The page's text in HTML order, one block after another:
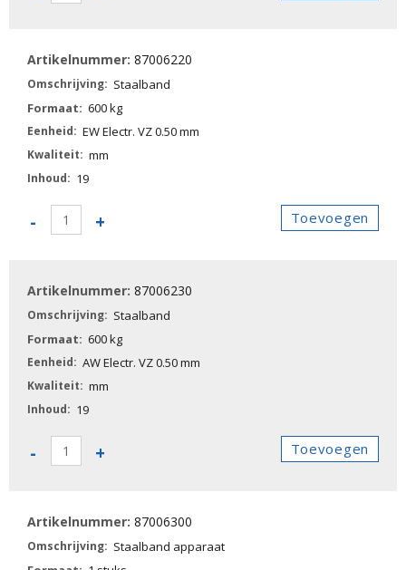
87006220
Staalband
600 kg
EW Electr. VZ 0.50 mm
mm
19
-
87006220
+ Toevoegen
87006230
Staalband
600 kg
AW Electr. VZ 0.50 mm
mm
19
-
87006230
+ Toevoegen
87006300
Staalband apparaat